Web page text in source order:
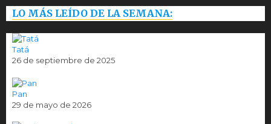
LO MÁS LEÍDO DE LA SEMANA:
Tatá
26 de septiembre de 2025
Pan
29 de mayo de 2026